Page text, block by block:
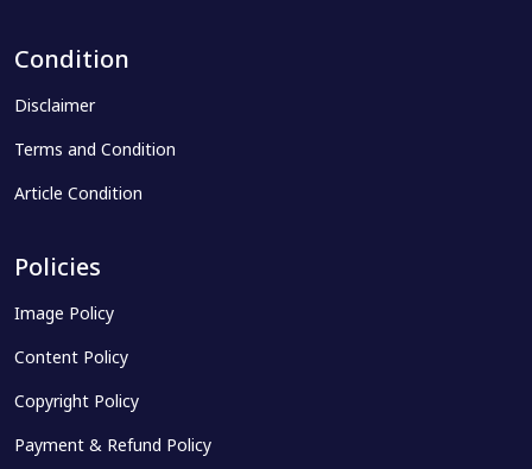
Condition
Disclaimer
Terms and Condition
Article Condition
Policies
Image Policy
Content Policy
Copyright Policy
Payment & Refund Policy